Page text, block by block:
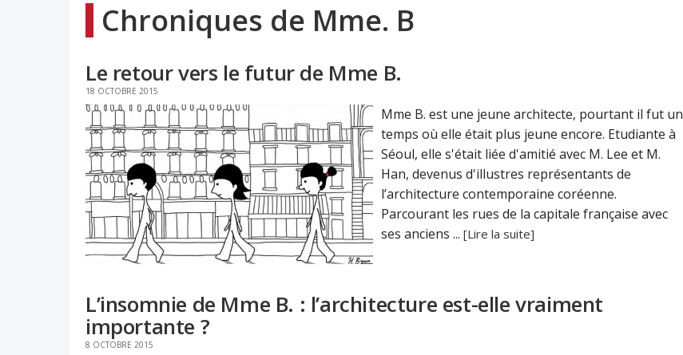
Chroniques de Mme. B
Le retour vers le futur de Mme B.
18 OCTOBRE 2015
Mme B. est une jeune architecte, pourtant il fut un
temps où elle était plus jeune encore. Etudiante à
Séoul, elle s'était liée d'amitié avec M. Lee et M.
Han, devenus d'illustres représentants de
l’architecture contemporaine coréenne.
Parcourant les rues de la capitale française avec
ses anciens ... [Lire la suite]
L’insomnie de Mme B. : l’architecture est-elle vraiment
importante ?
8 OCTOBRE 2015